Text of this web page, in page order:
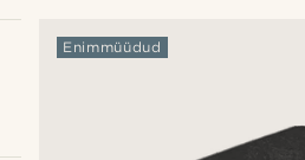
Enimmüüdud